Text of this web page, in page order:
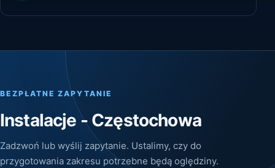
BEZPŁATNE ZAPYTANIE
Instalacje - Częstochowa
Zadzwoń lub wyślij zapytanie. Ustalimy, czy do
przygotowania zakresu potrzebne będą oględziny.